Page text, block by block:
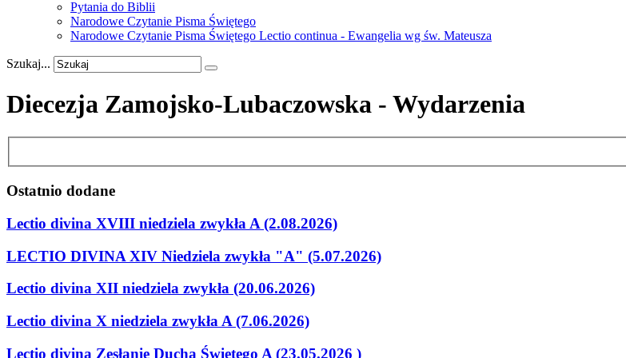
Pytania do Biblii
Narodowe Czytanie Pisma Świętego
Narodowe Czytanie Pisma Świętego Lectio continua - Ewangelia wg św. Mateusza
Szukaj...
Diecezja Zamojsko-Lubaczowska - Wydarzenia
Ostatnio dodane
Lectio divina XVIII niedziela zwykła A (2.08.2026)
LECTIO DIVINA XIV Niedziela zwykła "A" (5.07.2026)
Lectio divina XII niedziela zwykła (20.06.2026)
Lectio divina X niedziela zwykła A (7.06.2026)
Lectio divina Zesłanie Ducha Świetego A (23.05.2026 )